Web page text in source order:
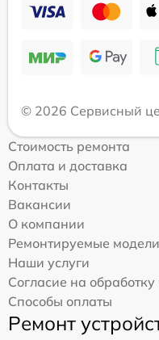
© 2026 Сервисный
Стоимость ремонта
Оплата и доставка
Контакты
Вакансии
О компании
Ремонтируемые модели
Наши услуги
Согласие на
Способы оплаты
Ремонт